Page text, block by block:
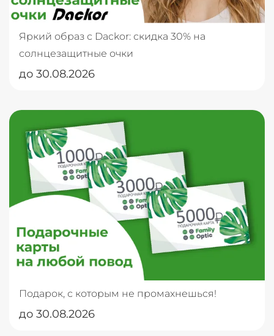
Яркий образ с Dackor: скидка 30% на
солнцезащитные очки
до 30.08.2026
Подарок, с которым не промахнешься!
до 30.08.2026